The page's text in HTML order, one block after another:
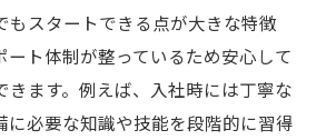
べる多様な勤務スタイルを紹介
が主婦やシニアにも向く理由
理なく続ける柔軟なポイント
もスタートできる点が大きな特徴
ート体制が整っているため安心して
きます。例えば、入社時には丁寧な
に必要な知識や技能を段階的に習得